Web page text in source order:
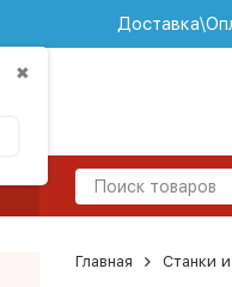
✖
Главная Станки